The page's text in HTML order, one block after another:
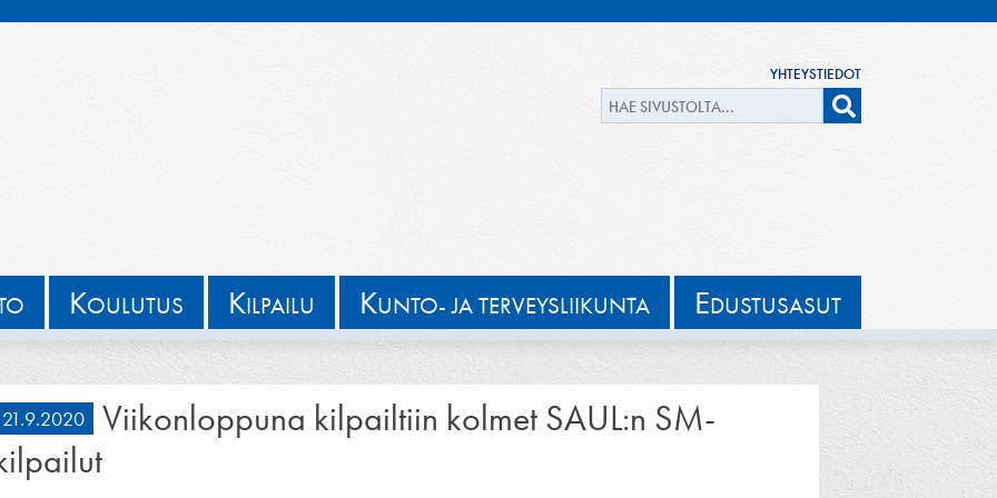
YHTEYSTIEDOT
KOULUTUS KILPAILU KUNTO- JA TERVEYSLIIKUNTA EDUSTUSASUT
21.9.2020
Viikonloppuna kilpailtiin kolmet SAUL:n SM-